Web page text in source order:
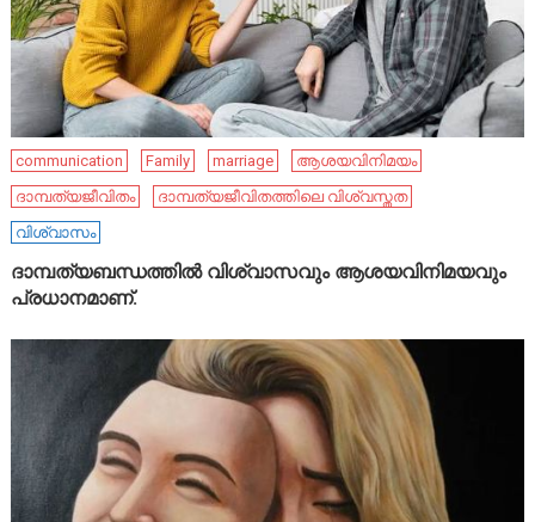
communication Family marriage
ആശയവിനിമയം
ദാമ്പത്യജീവിതം
ദാമ്പത്യജീവിതത്തിലെ വിശ്വസ്തത
വിശ്വാസം
ദാമ്പത്യബന്ധത്തിൽ വിശ്വാസവും ആശയവിനിമയവും
പ്രധാനമാണ്.